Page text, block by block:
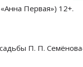
Первая») 12+.
П. П.